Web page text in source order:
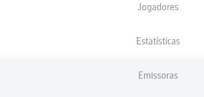
Jogadores
Estatísticas
Emissoras
Publicidade